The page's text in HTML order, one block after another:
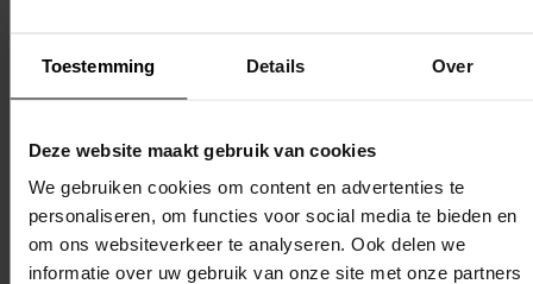
Toestemming Details Over
Deze website maakt gebruik van cookies
We gebruiken cookies om content en advertenties te
personaliseren, om functies voor social media te bieden en
om ons websiteverkeer te analyseren. Ook delen we
informatie over uw gebruik van onze site met onze partners
om de voorscholen voor maximaal zestien uur per week
Leerlingen kunnen hun taalvaardigheidsachterstanden het
beste inhalen in de reguliere schooltijd. Daarom wordt er
extra geïnvesteerd in onderwijsassistenten en
zomerscholen.
Per stadsdeel en stadsgebied wordt een